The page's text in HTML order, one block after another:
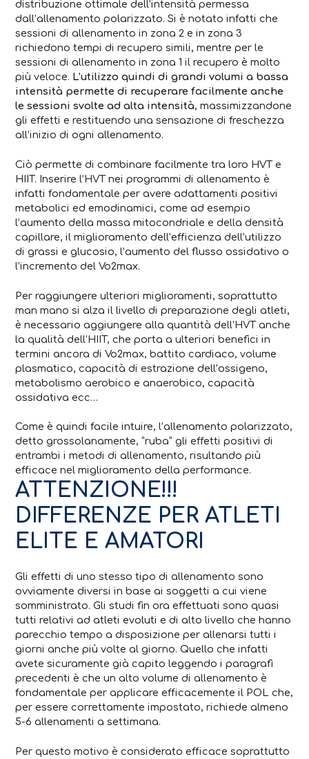
distribuzione ottimale dell’intensità permessa
dall’allenamento polarizzato. Si è notato infatti che
sessioni di allenamento in zona 2 e in zona 3
richiedono tempi di recupero simili, mentre per le
sessioni di allenamento in zona 1 il recupero è molto
più veloce. L’utilizzo quindi di grandi volumi a bassa
intensità permette di recuperare facilmente anche
le sessioni svolte ad alta intensità, massimizzandone
gli effetti e restituendo una sensazione di freschezza
all’inizio di ogni allenamento.
Ciò permette di combinare facilmente tra loro HVT e
HIIT. Inserire l’HVT nei programmi di allenamento è
infatti fondamentale per avere adattamenti positivi
metabolici ed emodinamici, come ad esempio
l’aumento della massa mitocondriale e della densità
capillare, il miglioramento dell’efficienza dell’utilizzo
di grassi e glucosio, l’aumento del flusso ossidativo o
l’incremento del Vo2max.
Per raggiungere ulteriori miglioramenti, soprattutto
man mano si alza il livello di preparazione degli atleti,
è necessario aggiungere alla quantità dell’HVT anche
la qualità dell’HIIT, che porta a ulteriori benefici in
termini ancora di Vo2max, battito cardiaco, volume
plasmatico, capacità di estrazione dell’ossigeno,
metabolismo aerobico e anaerobico, capacità
ossidativa ecc…
Come è quindi facile intuire, l’allenamento polarizzato,
detto grossolanamente, “ruba” gli effetti positivi di
entrambi i metodi di allenamento, risultando più
efficace nel miglioramento della performance.
ATTENZIONE!!!
DIFFERENZE PER ATLETI
ELITE E AMATORI
Gli effetti di uno stesso tipo di allenamento sono
ovviamente diversi in base ai soggetti a cui viene
somministrato. Gli studi fin ora effettuati sono quasi
tutti relativi ad atleti evoluti e di alto livello che hanno
parecchio tempo a disposizione per allenarsi tutti i
giorni anche più volte al giorno. Quello che infatti
avete sicuramente già capito leggendo i paragrafi
precedenti è che un alto volume di allenamento è
fondamentale per applicare efficacemente il POL che,
per essere correttamente impostato, richiede almeno
5-6 allenamenti a settimana.
Per questo motivo è considerato efficace soprattutto